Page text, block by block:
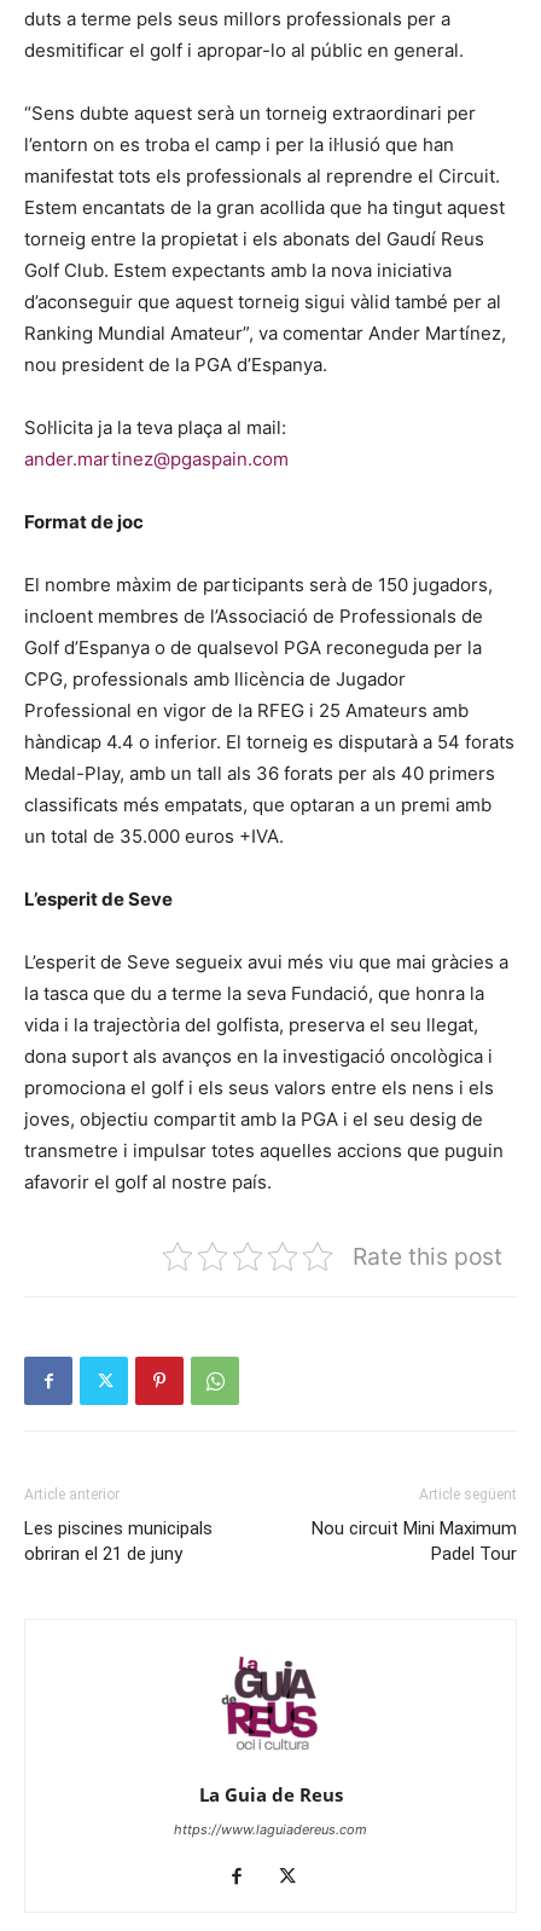
duts a terme pels seus millors professionals per a
desmitificar el golf i apropar-lo al públic en general.
“Sens dubte aquest serà un torneig extraordinari per
l’entorn on es troba el camp i per la il·lusió que han
manifestat tots els professionals al reprendre el Circuit.
Estem encantats de la gran acollida que ha tingut aquest
torneig entre la propietat i els abonats del Gaudí Reus
Golf Club. Estem expectants amb la nova iniciativa
d’aconseguir que aquest torneig sigui vàlid també per al
Ranking Mundial Amateur”, va comentar Ander Martínez,
nou president de la PGA d’Espanya.
Sol·licita ja la teva plaça al mail:
ander.martinez@pgaspain.com
Format de joc
El nombre màxim de participants serà de 150 jugadors,
incloent membres de l’Associació de Professionals de
Golf d’Espanya o de qualsevol PGA reconeguda per la
CPG, professionals amb llicència de Jugador
Professional en vigor de la RFEG i 25 Amateurs amb
hàndicap 4.4 o inferior. El torneig es disputarà a 54 forats
Medal-Play, amb un tall als 36 forats per als 40 primers
classificats més empatats, que optaran a un premi amb
un total de 35.000 euros +IVA.
L’esperit de Seve
L’esperit de Seve segueix avui més viu que mai gràcies a
la tasca que du a terme la seva Fundació, que honra la
vida i la trajectòria del golfista, preserva el seu llegat,
dona suport als avanços en la investigació oncològica i
promociona el golf i els seus valors entre els nens i els
joves, objectiu compartit amb la PGA i el seu desig de
transmetre i impulsar totes aquelles accions que puguin
afavorir el golf al nostre país.
Rate this post
Article anterior
Les piscines municipals
obriran el 21 de juny
Article següent
Nou circuit Mini Maximum
Padel Tour
La Guia de Reus
https://www.laguiadereus.com